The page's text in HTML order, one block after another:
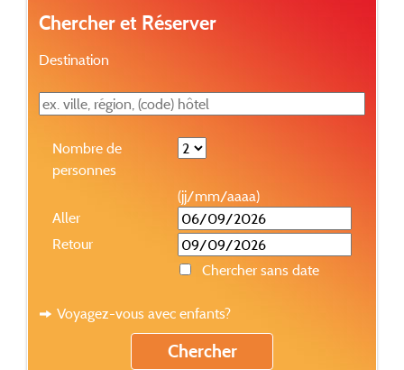
Chercher et Réserver
Destination
Nombre de
personnes
(jj/mm/aaaa)
Aller
Retour
Chercher sans date
Voyagez-vous avec enfants?